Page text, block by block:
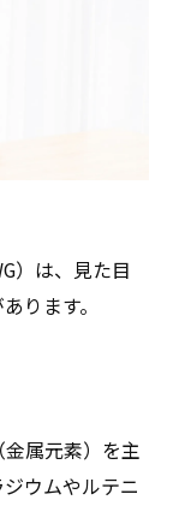
）は、見た目
ります。
属元素）を主
ウムやルテニ